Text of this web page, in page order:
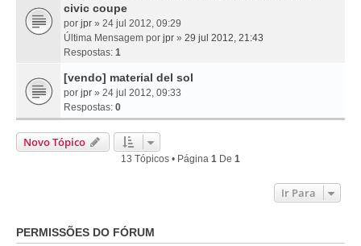
civic coupe
por jpr » 24 jul 2012, 09:29
Última Mensagem por jpr » 29 jul 2012, 21:43
Respostas: 1
[vendo] material del sol
por jpr » 24 jul 2012, 09:33
Respostas: 0
Novo Tópico
13 Tópicos • Página 1 De 1
Ir Para
PERMISSÕES DO FÓRUM